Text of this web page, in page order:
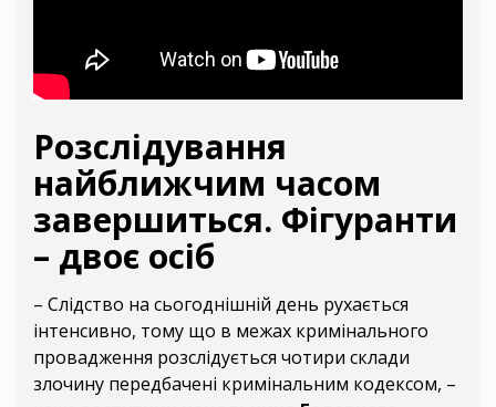
Розслідування
найближчим часом
завершиться. Фігуранти
– двоє осіб
– Слідство на сьогоднішній день рухається
інтенсивно, тому що в межах кримінального
провадження розслідується чотири склади
злочину передбачені кримінальним кодексом, –